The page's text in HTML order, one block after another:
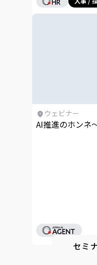
ウェビナー
AI推進のホンネ
セミ